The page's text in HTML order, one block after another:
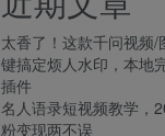
太香了！这款千问视频
键搞定烦人水印，本地
插件
名人语录短视频教学，
粉变现两不误